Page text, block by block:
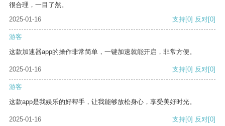
很合理，一目了然。
2025-01-16
支持[0] 反对[0]
游客
这款加速器app的操作非常简单，一键加速就能开启，非常方便。
2025-01-16 支持[0] 反对[0]
游客
这款app是我娱乐的好帮手，让我能够放松身心，享受美好时光。
2025-01-16 支持[0] 反对[0]